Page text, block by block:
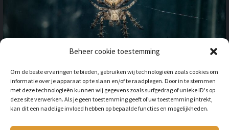
Beheer cookie toestemming
Om de beste ervaringen te bieden, gebruiken wij technologieën zoals cookies om
informatie over je apparaat op te slaan en/of te raadplegen. Door in te stemmen
met deze technologieën kunnen wij gegevens zoals surfgedrag of unieke ID's op
deze site verwerken. Als je geen toestemming geeft of uw toestemming intrekt,
kan dit een nadelige invloed hebben op bepaalde functies en mogelijkheden.
BUITENLAND: HOE HOUD JE
REKENING MET
ONGEWENSTE DIEREN?
BY LILIAN 3 JAAR AGO
Als je op vakantie gaat naar het